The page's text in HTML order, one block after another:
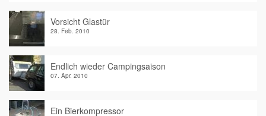
Vorsicht Glastür
28. Feb. 2010
Endlich wieder Campingsaison
07. Apr. 2010
Ein Bierkompressor